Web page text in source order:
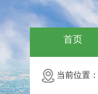
首页
当前位置：